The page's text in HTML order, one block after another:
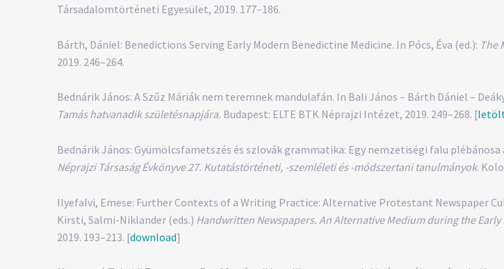
Társadalomtörténeti Egyesület, 2019. 177–186.
Bárth, Dániel: Benedictions Serving Early Modern Benedictine Medicine. In Pócs, Éva (ed.): The
2019. 246–264.
Bednárik János: A Szűz Máriák nem teremnek mandulafán. In Bali János – Bárth Dániel –
Tamás hatvanadik születésnapjára. Budapest: ELTE BTK Néprajzi Intézet, 2019. 249–268. [
Bednárik János: Gyümölcsfametszés és szlovák grammatika: Egy nemzetiségi falu plébánosa
Néprajzi Társaság Évkönyve 27. Kutatástörténeti, -szemléleti és -módszertani tanulmányok.
Ilyefalvi, Emese: Further Contexts of a Writing Practice: Alternative Protestant Newspaper
Kirsti, Salmi-Niklander (eds.) Handwritten Newspapers. An Alternative Medium during the
2019. 193–213. [download]